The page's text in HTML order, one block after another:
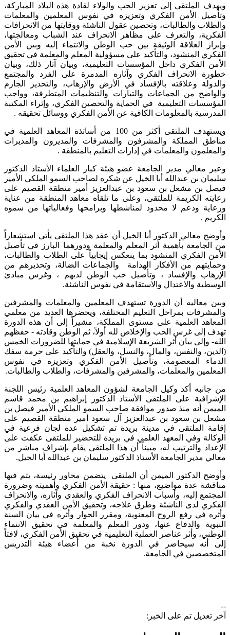
ويهدف الملتقى إلى تعزيز الحب والولاء لقادة هذه البلاد المباركة،
وتأصيل الأمن الفكري وتعزيزه في نفوس المعلمين والمعلمات
والطلاب والطالبات، وتحصين عقول الناشئة ووقايتها من الانحرافات
الفكرية، والتعرف على مظاهر الانحراف عند الشباب ومعالجتها،
وإبراز العلاقة الوثيقة بين حب الوطن والانتماء إليه وبين الأمن
الفكري المنشود، والتأكيد على مسؤولية المعلم والمعلمة في تحقيق
الأمن الفكري داخل المؤسسات التعليمية، وبيان آثار ذلك، وبيان
خطورة الانحراف الفكري وآثاره المدمرة على الفرد والمجتمع
والدولة وعلاقته بالإفساد في الأرض والإرهاب، والتحذير الجازم
والواضح من الجماعات والتيارات والتنظيمات المتطرفة، وواجب
المؤسسات التعليمية في الحماية والتحصين الفكري، وإثراء المكتبة
المدرسية بالمعلومات الكافية عن الأمن الفكري ووسائل تحقيقه .
ويستهدف الملتقى أكثر من 100 من أساتذة المعاهد العلمية في
مناطق المملكة والمشرفون والمشرفات والمديرون والمديرات
والمعلمون والمعلمات في إدارات التعليم بالمنطقة .
وعبر معالي مدير الجامعة عضو هيئة كبار العلماء الأستاذ الدكتور
سليمان بن عبدالله أبا الخيل عن شكره لصاحب السمو الملكي الأمير
فيصل بن مشعل بن سعود بن عبدالعزيز أمير منطقة القصيم على
رعايته الكريمة للملتقى، وعلى ما تلقاه معاهد المنطقة من عناية
ورعاية ودعم لا محدود لمناشطها وبرامجها وفعالياتها من سموه
الكريم .
وأوضح معالي الدكتور أبا الخيل أن عقد هذا الملتقى يأتي استشعاراً
من الجامعة بأهمية أثر المعلم والمعلمة ودورهما البارز في تأصيل
الأمن الفكري المنشود بما ينعكس إيجابياً على الطلاب والطالبات،
وحمايتهم من الأفكار الهدامة والجماعات الضالة، وتحذيرهم من
الإرهاب والإفساد ، وتأصيل حب الوطن لديهم ، وغرس مبادئ
الوسطية والاعتدال والاستقامة في نفوس الناشئة.
وبين معاليه أن الدورة تستهدف المعلمين والمعلمات والمشرفين
والمشرفات بمراحل التعليم المختلفة، ويحضرها العديد من معلمي
المعاهد العلمية على مستوى المملكة، مشيراً إلى أن هذه الدورة
تهدف إلى غرس الحب والإخلاص لله أولاً، ثم الوطن وقادته - حفظهم
الله- وإلى بيان أثر الشريعة الإسلامية في حمايتها للضرورات الخمس
(الدين، والنفس، والمال، والنسل، والعقل) والتأكيد على حرمة سفك
الدماء المعصومة، وتأصيل الأمن الفكري وتعزيزه في نفوس
المعلمين والمعلمات، والمشرفين والمشرفات، والطلاب والطالبات.
من جانبه أكد وكيل الجامعة لشؤون المعاهد العلمية رئيس اللجنة
الإشرافية على الملتقى الأستاذ الدكتور إبراهيم بن محمد قاسم
الميمن أنه منذ صدور موافقة صاحب السمو الملكي الأمير فيصل بن
مشعل بن سعود بن عبدالعزيز آل سعود أمير منطقة القصيم على
إقامة الملتقى في مدينة بريدة تم تشكيل عدة لجان فرعية في
الوكالة وفي المعهد العلمي في بريدة للتحضير للملتقى عكفت على
الإعداد والترتيب له، مبيناً أن هذا الملتقى يقام بإشراف مباشر من
معالي مدير الجامعة الأستاذ الدكتور سليمان بن عبدالله أبا الخيل.
وأوضح الدكتور الميمن أن الملتقى يتضمن محاور رئيسة، يتم فيها
مناقشة عدة مواضيع، منها : حقيقة الأمن الفكري وأهميته وضرورة
المجتمع إليه، وأسباب الانحراف الفكري والعقدي وآثاره، والانحراف
الفكري لدى الناشئة وطرق علاجه، وتحقيق الأمن العقدي والفكري
وأثره في رفع الروح المعنوية، ومقرر الحوار وأثره في بيان السنة
النبوية والدفاع عنها، ودور المعلم والمعلمة في تحقيق الانتماء
الوطني، وأثر عناصر العملية التعليمية في تحقيق الأمن الفكري، لافتاً
إلى أنه سيحاضر في الدورة نخبة من أعضاء هيئة التدريس
المتخصصين في الجامعة.
--
آخر تعديل تم على الخبر: